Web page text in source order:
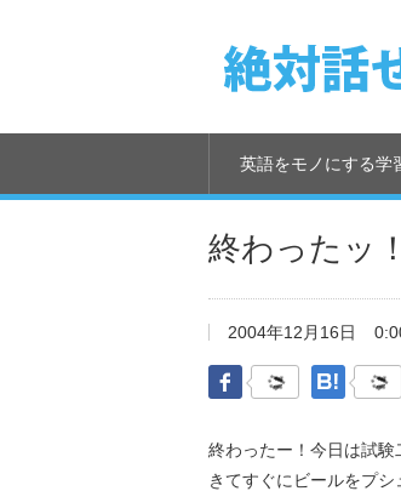
英語をモノにする学
終わったッ
2004年12月16日
Facebook は
終わったー！今日は試
きてすぐにビールをプ